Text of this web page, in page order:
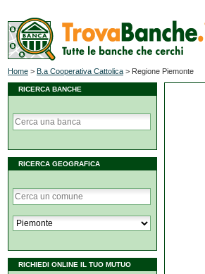
Home > B.a Cooperativa Cattolica > Regione Piemonte
RICERCA BANCHE
RICERCA GEOGRAFICA
RICHIEDI ONLINE IL TUO MUTUO